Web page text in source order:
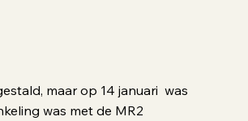
maar op 14 januari was
was met de MR2